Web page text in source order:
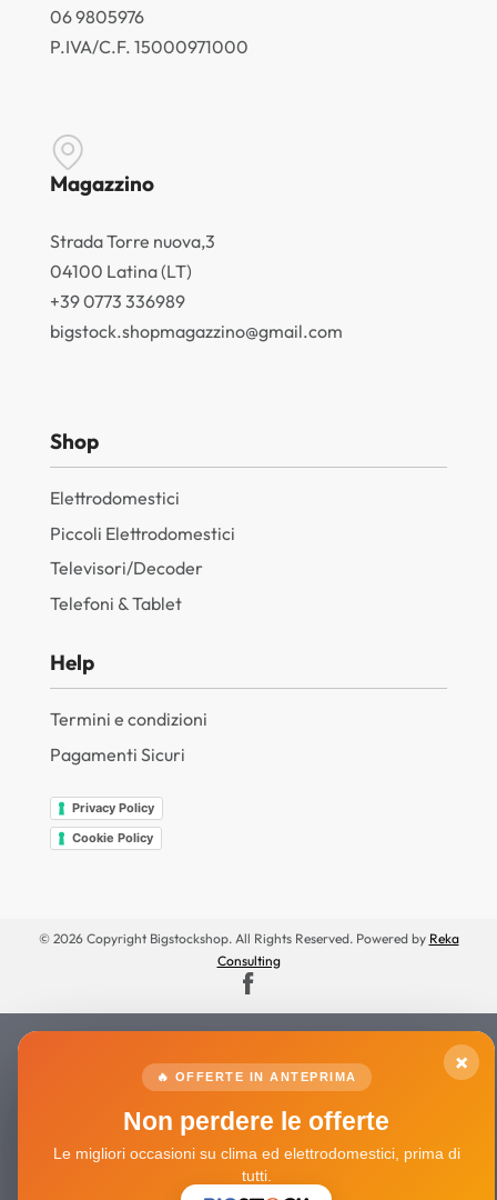
06 9805976
P.IVA/C.F. 15000971000
Magazzino
Strada Torre nuova,3
04100 Latina (LT)
+39 0773 336989
bigstock.shopmagazzino@gmail.com
Shop
Elettrodomestici
Piccoli Elettrodomestici
Televisori/Decoder
Telefoni & Tablet
Help
Termini e condizioni
Pagamenti Sicuri
Privacy Policy
Cookie Policy
© 2026 Copyright Bigstockshop. All Rights Reserved. Powered by Reka
Consulting
×
🔥 OFFERTE IN ANTEPRIMA
Non perdere le offerte
Le migliori occasioni su clima ed elettrodomestici, prima di
tutti.